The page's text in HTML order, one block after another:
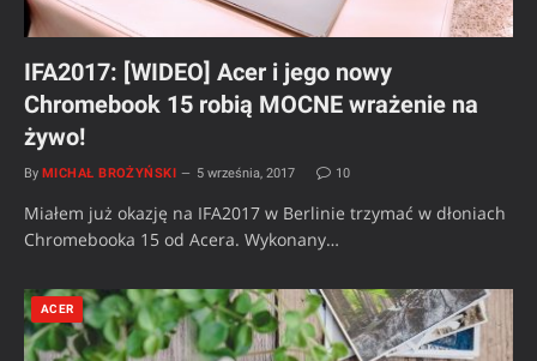
IFA2017: [WIDEO] Acer i jego nowy
Chromebook 15 robią MOCNE wrażenie na
żywo!
By MICHAŁ BROŻYŃSKI 5 września, 2017 10
Miałem już okazję na IFA2017 w Berlinie trzymać w dłoniach
Chromebooka 15 od Acera. Wykonany…
ACER